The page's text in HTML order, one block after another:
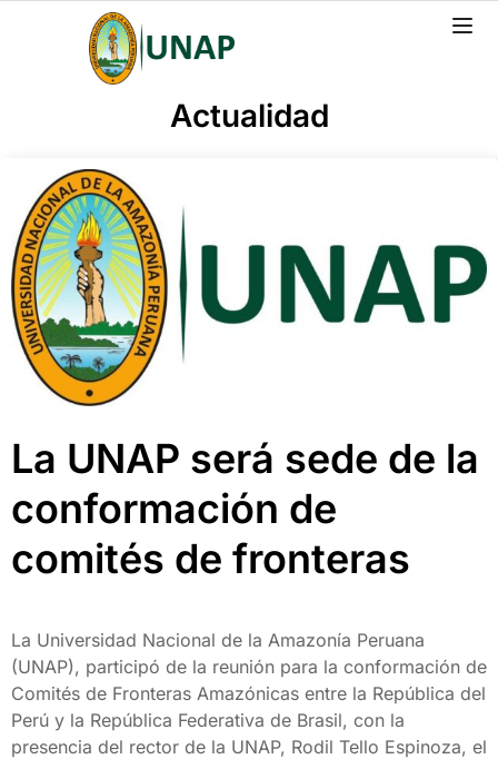
Actualidad
La UNAP será sede de la
conformación de
comités de fronteras
La Universidad Nacional de la Amazonía Peruana
(UNAP), participó de la reunión para la conformación de
Comités de Fronteras Amazónicas entre la República del
Perú y la República Federativa de Brasil, con la
presencia del rector de la UNAP, Rodil Tello Espinoza, el